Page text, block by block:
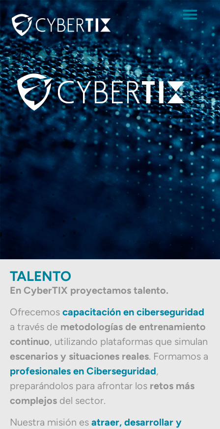
TALENTO
En CyberTIX proyectamos talento.
Ofrecemos capacitación en ciberseguridad
a través de metodologías de entrenamiento
continuo, utilizando plataformas que simulan
escenarios y situaciones reales. Formamos a
profesionales en Ciberseguridad,
preparándolos para afrontar los retos más
complejos del sector.
Nuestra misión es atraer, desarrollar y